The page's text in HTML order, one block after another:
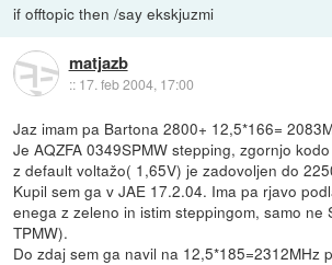
if offtopic then /say ekskjuzmi
matjazb
:: 17. feb 2004, 17:00
Jaz imam pa Bartona 2800+ 12,5*166=
Je AQZFA 0349SPMW stepping, zgornjo
z default voltažo( 1,65V) je zadovoljen do
Kupil sem ga v JAE 17.2.04. Ima pa rjavo
enega z zeleno in istim steppingom, samo ne
TPMW).
Do zdaj sem ga navil na 12,5*185=2312MHz